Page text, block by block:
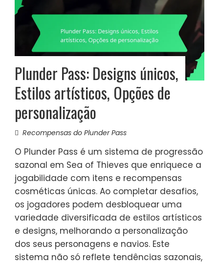
Plunder Pass: Designs únicos,
Estilos artísticos, Opções de
personalização
Recompensas do Plunder Pass
O Plunder Pass é um sistema de progressão
sazonal em Sea of Thieves que enriquece a
jogabilidade com itens e recompensas
cosméticas únicas. Ao completar desafios,
os jogadores podem desbloquear uma
variedade diversificada de estilos artísticos
e designs, melhorando a personalização
dos seus personagens e navios. Este
sistema não só reflete tendências sazonais,